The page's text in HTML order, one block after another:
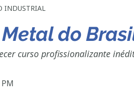
INDUSTRIAL
do
curso profissionalizante